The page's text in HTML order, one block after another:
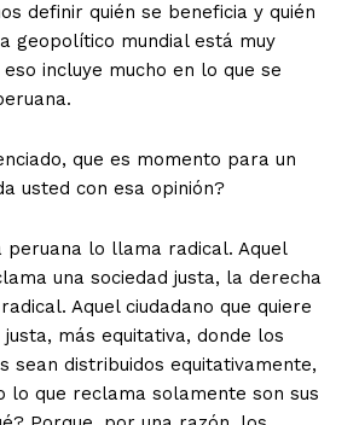
definir quién se beneficia y quién
geopolítico mundial está muy
incluye mucho en lo que se
que es momento para un
usted con esa opinión?
peruana lo llama radical. Aquel
una sociedad justa, la derecha
Aquel ciudadano que quiere
más equitativa, donde los
sean distribuidos equitativamente,
lo que reclama solamente son sus